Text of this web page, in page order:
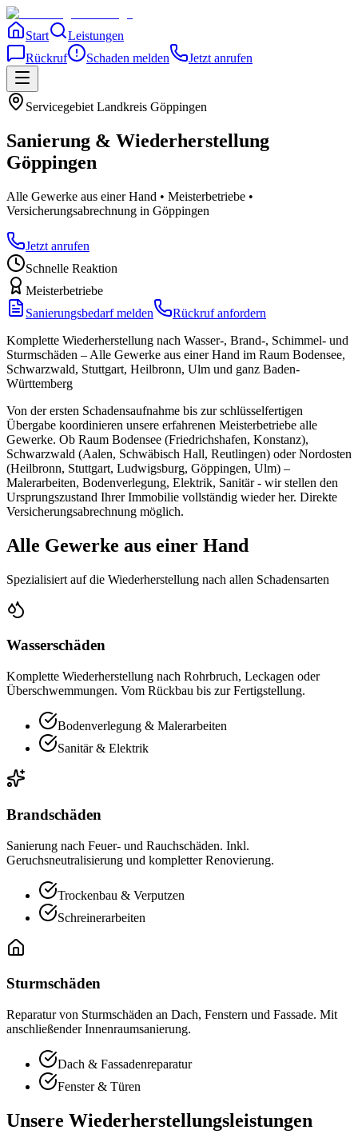
Start
Leistungen
Rückruf
Schaden melden Jetzt anrufen
Servicegebiet Landkreis Göppingen
Sanierung & Wiederherstellung
Göppingen
Alle Gewerke aus einer Hand • Meisterbetriebe •
Versicherungsabrechnung in Göppingen
Jetzt anrufen
Schnelle Reaktion
Meisterbetriebe
Sanierungsbedarf melden
Rückruf anfordern
Komplette Wiederherstellung nach Wasser-, Brand-, Schimmel- und
Sturmschäden – Alle Gewerke aus einer Hand im Raum Bodensee,
Schwarzwald, Stuttgart, Heilbronn, Ulm und ganz Baden-
Württemberg
Von der ersten Schadensaufnahme bis zur schlüsselfertigen
Übergabe koordinieren unsere erfahrenen Meisterbetriebe alle
Gewerke. Ob Raum Bodensee (Friedrichshafen, Konstanz),
Schwarzwald (Aalen, Schwäbisch Hall, Reutlingen) oder Nordosten
(Heilbronn, Stuttgart, Ludwigsburg, Göppingen, Ulm) –
Malerarbeiten, Bodenverlegung, Elektrik, Sanitär - wir stellen den
Ursprungszustand Ihrer Immobilie vollständig wieder her. Direkte
Versicherungsabrechnung möglich.
Alle Gewerke aus einer Hand
Spezialisiert auf die Wiederherstellung nach allen Schadensarten
Wasserschäden
Komplette Wiederherstellung nach Rohrbruch, Leckagen oder
Überschwemmungen. Vom Rückbau bis zur Fertigstellung.
Bodenverlegung & Malerarbeiten
Sanitär & Elektrik
Brandschäden
Sanierung nach Feuer- und Rauchschäden. Inkl.
Geruchsneutralisierung und kompletter Renovierung.
Trockenbau & Verputzen
Schreinerarbeiten
Sturmschäden
Reparatur von Sturmschäden an Dach, Fenstern und Fassade. Mit
anschließender Innenraumsanierung.
Dach & Fassadenreparatur
Fenster & Türen
Unsere Wiederherstellungsleistungen